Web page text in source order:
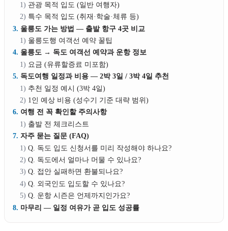
관광 목적 입도 (일반 여행자)
특수 목적 입도 (취재·학술·체류 등)
울릉도 가는 방법 — 출발 항구 4곳 비교
울릉도행 여객선 예약 꿀팁
울릉도 → 독도 여객선 예약과 운항 정보
요금 (유류할증료 미포함)
독도여행 일정과 비용 — 2박 3일 / 3박 4일 추천
추천 일정 예시 (3박 4일)
1인 예상 비용 (성수기 기준 대략 범위)
여행 전 꼭 확인할 주의사항
출발 전 체크리스트
자주 묻는 질문 (FAQ)
Q. 독도 입도 신청서를 미리 작성해야 하나요?
Q. 독도에서 얼마나 머물 수 있나요?
Q. 접안 실패하면 환불되나요?
Q. 외국인도 입도할 수 있나요?
Q. 운항 시즌은 언제까지인가요?
마무리 — 일정 여유가 곧 입도 성공률